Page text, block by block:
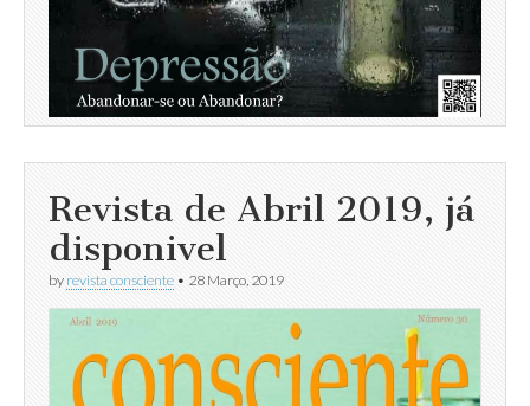
Revista de Abril 2019, já
disponivel
by revista consciente • 28 Março, 2019